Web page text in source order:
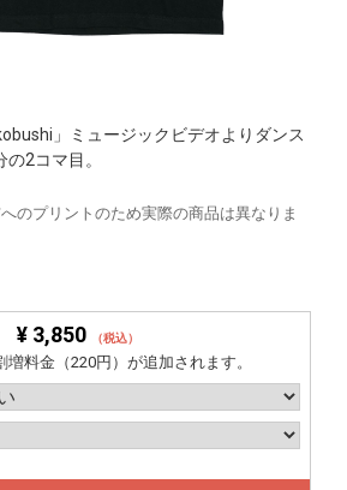
」ミュージックビデオよりダンス
2コマ目。
のプリントのため実際の商品は異なりま
¥ 3,850 （税込）
料金（220円）が追加されます。